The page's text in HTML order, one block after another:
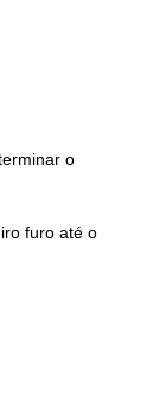
o
furo até o